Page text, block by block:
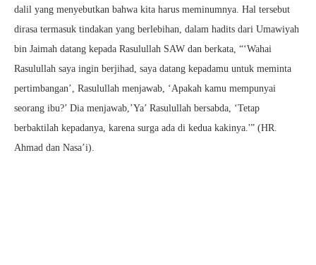
dalil yang menyebutkan bahwa kita harus meminumnya. Hal tersebut
dirasa termasuk tindakan yang berlebihan, dalam hadits dari Umawiyah
bin Jaimah datang kepada Rasulullah SAW dan berkata, “‘Wahai
Rasulullah saya ingin berjihad, saya datang kepadamu untuk meminta
pertimbangan’, Rasulullah menjawab, ‘Apakah kamu mempunyai
seorang ibu?’ Dia menjawab,’Ya’ Rasulullah bersabda, ‘Tetap
berbaktilah kepadanya, karena surga ada di kedua kakinya.'” (HR.
Ahmad dan Nasa’i).